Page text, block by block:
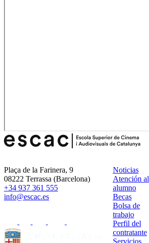
Plaça de la Farinera, 9
08222 Terrassa (Barcelona)
+34 937 361 555
info@escac.es
Noticias
Atención al
alumno
Becas
Bolsa de
trabajo
Perfil del
contratante
Servicios